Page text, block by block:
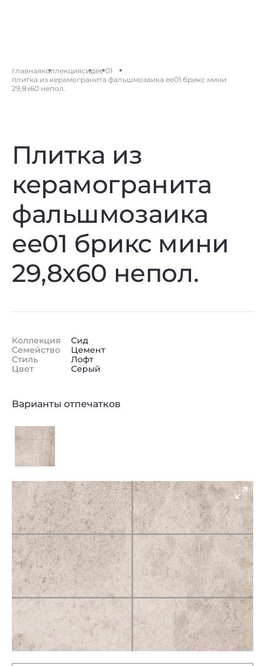
главнаяколлекциясидee 01
плитка из керамогранита фальшмозаика ee01 брикс мини
29,8x60 непол.
Плитка из
керамогранита
фальшмозаика
ee01 брикс мини
29,8x60 непол.
Коллекция
Семейство
Стиль
Цвет
Сид
Цемент
Лофт
Серый
Варианты отпечатков